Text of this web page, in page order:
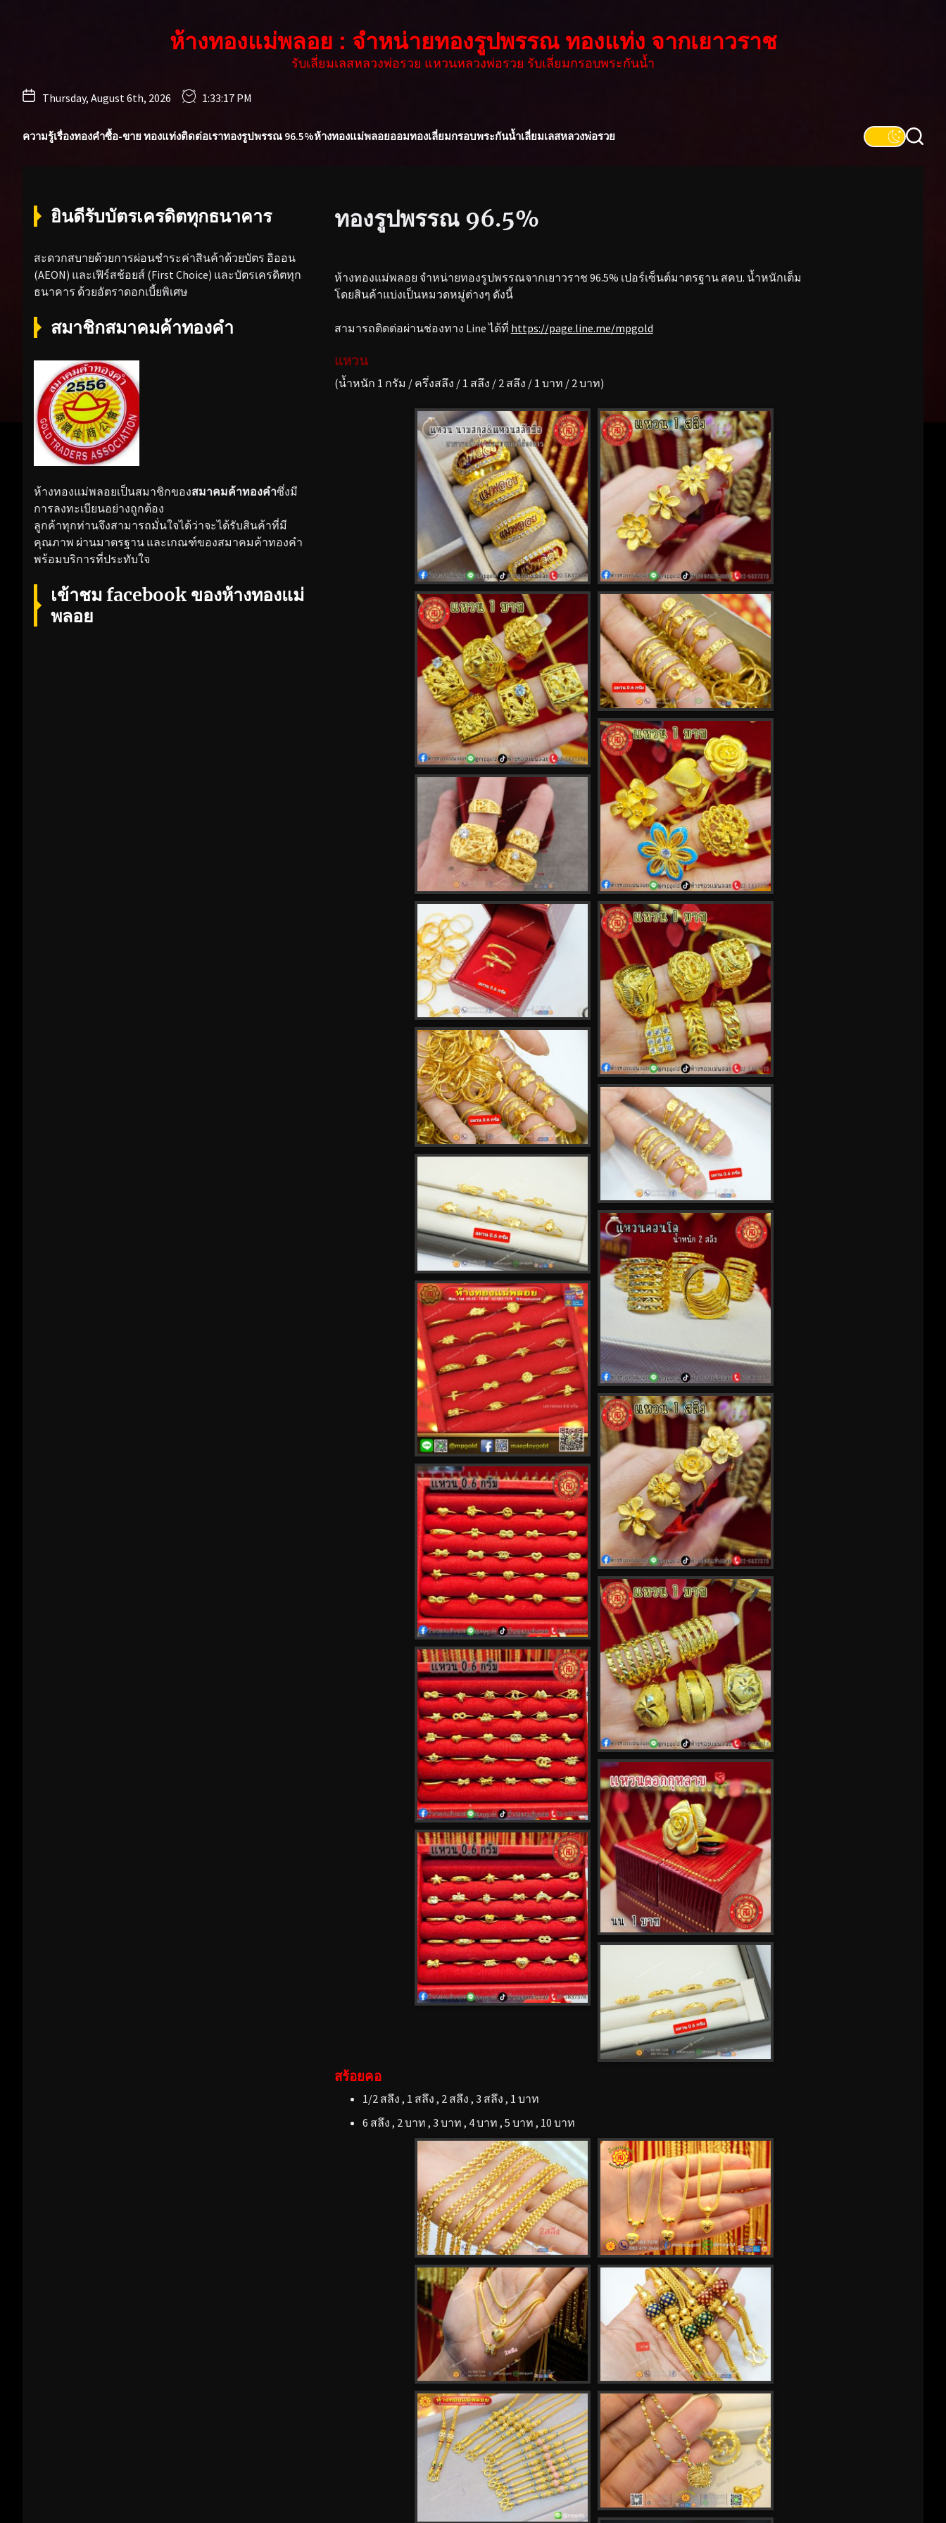
ห้างทองแม่พลอย : จำหน่ายทองรูปพรรณ ทองแท่ง จากเยาวราช
รับเลี่ยมเลสหลวงพ่อรวย แหวนหลวงพ่อรวย รับเลี่ยมกรอบพระกันน้ำ
Thursday, August 6th, 2026 1:33:18 PM
ความรู้เรื่องทองคำซื้อ-ขาย ทองแท่งติดต่อเราทองรูปพรรณ 96.5%ห้างทองแม่พลอยออมทองเลี่ยมกรอบพระกันน้ำเลี่ยมเลสหลวงพ่อรวย
ทองรูปพรรณ 96.5%
ห้างทองแม่พลอย จำหน่ายทองรูปพรรณจากเยาวราช 96.5% เปอร์เซ็นต์มาตรฐาน สคบ. น้ำหนักเต็ม
โดยสินค้าแบ่งเป็นหมวดหมู่ต่างๆ ดังนี้
สามารถติดต่อผ่านช่องทาง Line ได้ที่ https://page.line.me/mpgold
แหวน
(น้ำหนัก 1 กรัม / ครึ่งสลึง / 1 สลึง / 2 สลึง / 1 บาท / 2 บาท)
สร้อยคอ
1/2 สลึง , 1 สลึง , 2 สลึง , 3 สลึง , 1 บาท
6 สลึง , 2 บาท , 3 บาท , 4 บาท , 5 บาท , 10 บาท
ยินดีรับบัตรเครดิตทุกธนาคาร
สะดวกสบายด้วยการผ่อนชำระค่าสินค้าด้วยบัตร อิออน
(AEON) และเฟิร์สช้อยส์ (First Choice) และบัตรเครดิตทุก
ธนาคาร ด้วยอัตราดอกเบี้ยพิเศษ
สมาชิกสมาคมค้าทองคำ
ห้างทองแม่พลอยเป็นสมาชิกของสมาคมค้าทองคำซึ่งมี
การลงทะเบียนอย่างถูกต้อง
ลูกค้าทุกท่านจึงสามารถมั่นใจได้ว่าจะได้รับสินค้าที่มี
คุณภาพ ผ่านมาตรฐาน และเกณฑ์ของสมาคมค้าทองคำ
พร้อมบริการที่ประทับใจ
เข้าชม facebook ของห้างทองแม่
พลอย